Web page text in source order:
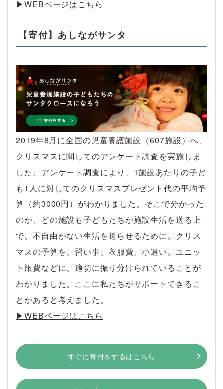
▶︎WEBページはこちら
【寄付】あしながサンタ
2019年8月に全国の児童養護施設（607施設）へ、
クリスマスに関してのアンケート調査を実施しま
した。アンケート調査により、1施設あたりの子ど
も1人に対してのクリスマスプレゼント代の平均予
算（約3000円）がわかりました。そこで分かった
のが、どの施設も子どもたちが施設生活を送る上
で、不自由がない生活を送らせるために、クリス
マスの予算を、習い事、衣服費、小遣い、ユニッ
ト旅費などに、適切に振り分けられていることが
わかりました。ここに私たちがサポートできるこ
とがあると考えました。
▶︎WEBページはこちら
すぐに寄付をするはこちら